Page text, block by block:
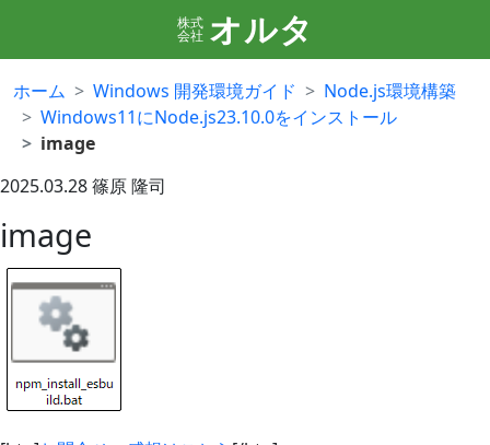
株式
会社 オルタ
ホーム Windows 開発環境ガイド
Node.js環境構築
Windows11にNode.js23.10.0をインストール
image
2025.03.28篠原 隆司
image